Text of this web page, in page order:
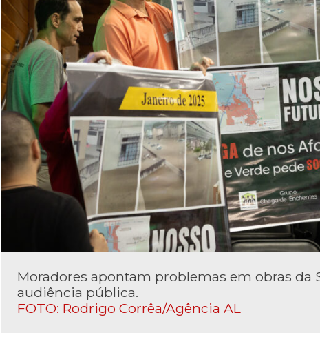
Moradores apontam problemas em obras da
audiência pública.
FOTO: Rodrigo Corrêa/Agência AL